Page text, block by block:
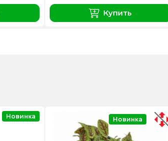
Купить
Новинка Новинка